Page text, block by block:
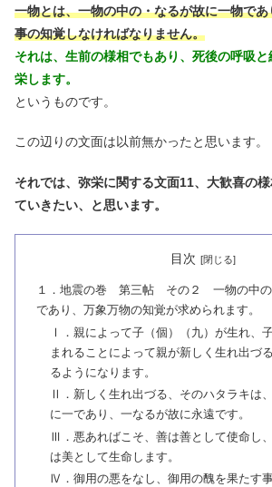
一物とは、一物の中の・なるが故に一物で
事の知覚しなければなりません。
それは、生前の様相でもあり、死後の呼吸
栄します。
というものです。
この辺りの文面は以前無かったと思います。
それでは、弥栄に関する文面11、大歓喜の
ていきたい、と思います。
目次
１．地震の巻 第三帖 その２ 一物の中の
であり、万象万物の知覚が求められます。
Ⅰ．親によって子（個）（九）が生れ、
まれることによって親が新しく生れ出づ
るようになります。
Ⅱ．新しく生れ出づる、そのハタラキは
に一であり、一なるが故に永遠です。
Ⅲ．悪あればこそ、善は善として使命し
は美として生命します。
Ⅳ．御用の悪をなし、御用の醜を果たす